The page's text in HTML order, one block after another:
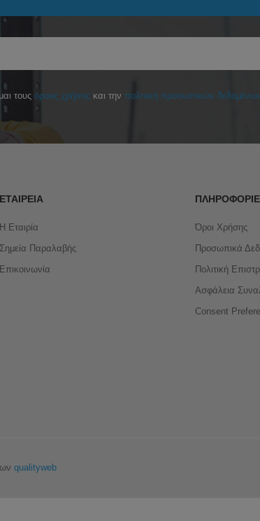
τουςόρους χρήσης και τηνπολιτική προσωπικών
ΕΤΑΙΡΕΊΑ
Η Εταιρία
Σημεία Παραλαβής
Επικοινωνία
Όροι Χρήσης
Προσωπικά
Πολιτική
Ασφάλεια
Consent
qualityweb